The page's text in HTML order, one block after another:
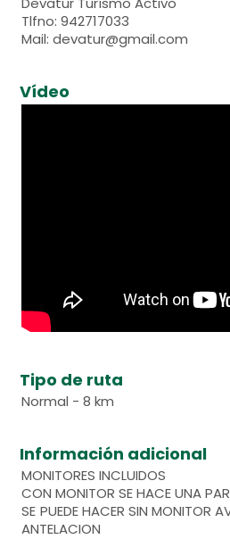
Tlfno: 942717033
Mail: devatur@gmail.com
Vídeo
Tipo de ruta
Normal - 8 km
Información adicional
MONITORES INCLUIDOS
CON MONITOR SE HACE UNA
SE PUEDE HACER SIN MONITOR
ANTELACION